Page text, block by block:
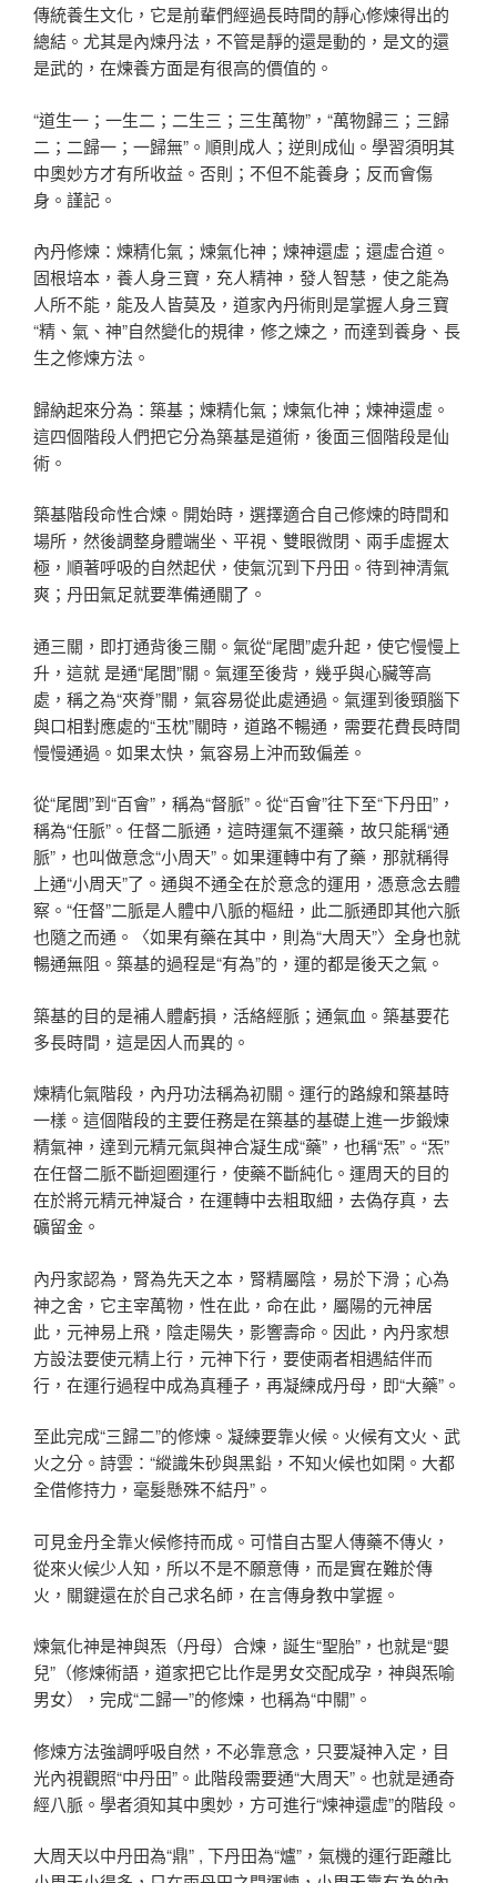
傳統養生文化，它是前輩們經過長時間的靜心修煉得出的
總結。尤其是內煉丹法，不管是靜的還是動的，是文的還
是武的，在煉養方面是有很高的價值的。
“道生一；一生二；二生三；三生萬物”，“萬物歸三；三歸
二；二歸一；一歸無”。順則成人；逆則成仙。學習須明其
中奧妙方才有所收益。否則；不但不能養身；反而會傷
身。謹記。
內丹修煉：煉精化氣；煉氣化神；煉神還虛；還虛合道。
固根培本，養人身三寶，充人精神，發人智慧，使之能為
人所不能，能及人皆莫及，道家內丹術則是掌握人身三寶
“精、氣、神”自然變化的規律，修之煉之，而達到養身、長
生之修煉方法。
歸納起來分為：築基；煉精化氣；煉氣化神；煉神還虛。
這四個階段人們把它分為築基是道術，後面三個階段是仙
術。
築基階段命性合煉。開始時，選擇適合自己修煉的時間和
場所，然後調整身體端坐、平視、雙眼微閉、兩手虛握太
極，順著呼吸的自然起伏，使氣沉到下丹田。待到神清氣
爽；丹田氣足就要準備通關了。
通三關，即打通背後三關。氣從“尾閭”處升起，使它慢慢上
升，這就 是通“尾閭”關。氣運至後背，幾乎與心臟等高
處，稱之為“夾脊”關，氣容易從此處通過。氣運到後頸腦下
與口相對應處的“玉枕”關時，道路不暢通，需要花費長時間
慢慢通過。如果太快，氣容易上沖而致偏差。
從“尾閭”到“百會”，稱為“督脈”。從“百會”往下至“下丹田”，
稱為“任脈”。任督二脈通，這時運氣不運藥，故只能稱“通
脈”，也叫做意念“小周天”。如果運轉中有了藥，那就稱得
上通“小周天”了。通與不通全在於意念的運用，憑意念去體
察。“任督”二脈是人體中八脈的樞紐，此二脈通即其他六脈
也隨之而通。〈如果有藥在其中，則為“大周天”〉全身也就
暢通無阻。築基的過程是“有為”的，運的都是後天之氣。
築基的目的是補人體虧損，活絡經脈；通氣血。築基要花
多長時間，這是因人而異的。
煉精化氣階段，內丹功法稱為初關。運行的路線和築基時
一樣。這個階段的主要任務是在築基的基礎上進一步鍛煉
精氣神，達到元精元氣與神合凝生成“藥”，也稱“炁”。“炁”
在任督二脈不斷迴圈運行，使藥不斷純化。運周天的目的
在於將元精元神凝合，在運轉中去粗取細，去偽存真，去
礦留金。
內丹家認為，腎為先天之本，腎精屬陰，易於下滑；心為
神之舍，它主宰萬物，性在此，命在此，屬陽的元神居
此，元神易上飛，陰走陽失，影響壽命。因此，內丹家想
方設法要使元精上行，元神下行，要使兩者相遇結伴而
行，在運行過程中成為真種子，再凝練成丹母，即“大藥”。
至此完成“三歸二”的修煉。凝練要靠火候。火候有文火、武
火之分。詩雲：“縱識朱砂與黑鉛，不知火候也如閑。大都
全借修持力，毫髮懸殊不結丹”。
可見金丹全靠火候修持而成。可惜自古聖人傳藥不傳火，
從來火候少人知，所以不是不願意傳，而是實在難於傳
火，關鍵還在於自己求名師，在言傳身教中掌握。
煉氣化神是神與炁（丹母）合煉，誕生“聖胎”，也就是“嬰
兒”（修煉術語，道家把它比作是男女交配成孕，神與炁喻
男女），完成“二歸一”的修煉，也稱為“中關”。
修煉方法強調呼吸自然，不必靠意念，只要凝神入定，目
光內視觀照“中丹田”。此階段需要通“大周天”。也就是通奇
經八脈。學者須知其中奧妙，方可進行“煉神還虛”的階段。
大周天以中丹田為“鼎” , 下丹田為“爐”，氣機的運行距離比